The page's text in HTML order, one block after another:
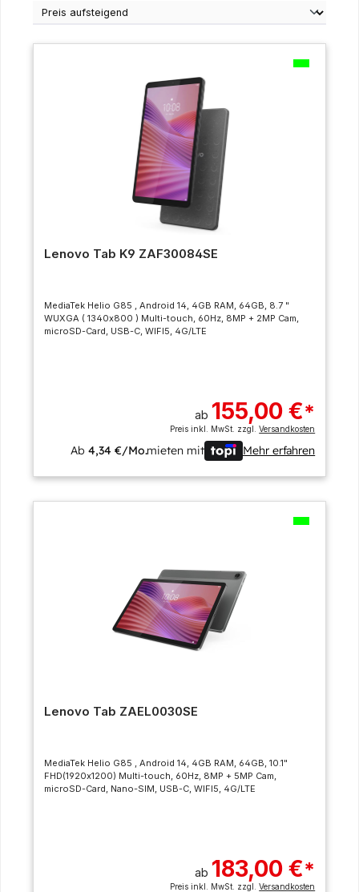
Lenovo Tab K9 ZAF30084SE
MediaTek Helio G85 , Android 14, 4GB RAM, 64GB, 8.7 "
WUXGA ( 1340x800 ) Multi-touch, 60Hz, 8MP + 2MP Cam,
microSD-Card, USB-C, WIFI5, 4G/LTE
ab 155,00 €*
Preis inkl. MwSt. zzgl.Versandkosten
Ab4,34 €/Mo.mieten mit Mehr erfahren
Lenovo Tab ZAEL0030SE
MediaTek Helio G85 , Android 14, 4GB RAM, 64GB, 10.1"
FHD(1920x1200) Multi-touch, 60Hz, 8MP + 5MP Cam,
microSD-Card, Nano-SIM, USB-C, WIFI5, 4G/LTE
ab 183,00 €*
Preis inkl. MwSt. zzgl.Versandkosten